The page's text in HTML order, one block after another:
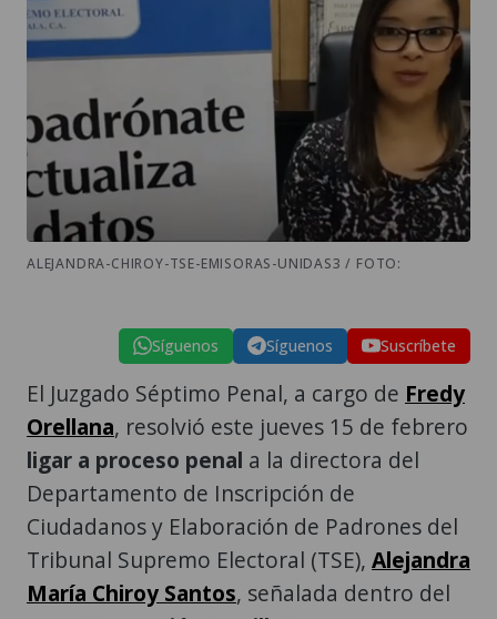
ALEJANDRA-CHIROY-TSE-EMISORAS-UNIDAS3 / FOTO:
Síguenos Síguenos Suscríbete
El Juzgado Séptimo Penal, a cargo de Fredy
Orellana, resolvió este jueves 15 de febrero
ligar a proceso penal a la directora del
Departamento de Inscripción de
Ciudadanos y Elaboración de Padrones del
Tribunal Supremo Electoral (TSE), Alejandra
María Chiroy Santos, señalada dentro del